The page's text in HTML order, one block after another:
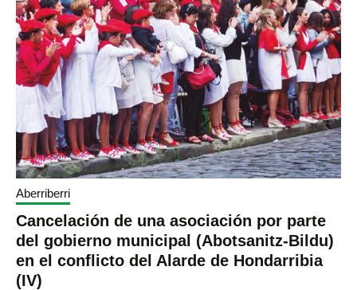
Aberriberri
Cancelación de una asociación por parte
del gobierno municipal (Abotsanitz-Bildu)
en el conflicto del Alarde de Hondarribia
(IV)